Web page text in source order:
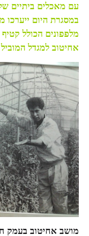
עם מאכלים ביתיים
במסגרת היום
מלפפונים הכולל
אחיטוב למגדל
מושב אחיטוב בעמק